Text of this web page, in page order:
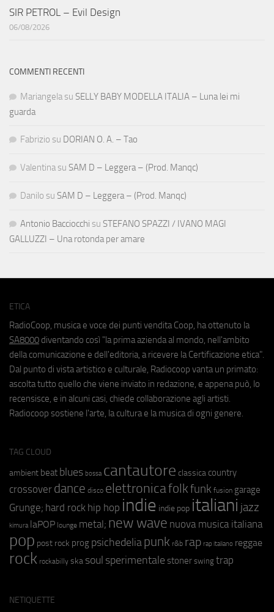
SIR PETROL – Evil Design
06/08/2026
COMMENTI RECENTI
Mariangela su SELLY BABY MODELLA ITALIA – Luna lei mi
guarda
Fabrizio su DORIAN O. A. – Tao
Valentina su SAM D – Leggera – (Prod. Manqc)
Danilo su SAM D – Leggera – (Prod. Manqc)
Antonio Bacciocchi su STEFANO SPAZZI / IVANO MAGI
GALLUZZI – Una rotonda per amare
ETICA
RadioCoop, musica e voce dei punti vendita Coop, ha ottenuto la
SA8000 diventando così "la prima azienda al mondo, nell'ambito
della comunicazione e dell'editoria, a ricevere la Certificazione etica".
Dal punto di vista artistico e culturale, Radiocoop vanta un primato:
ascolta tutto quello che viene inviato in redazione, e appena può, lo
recensisce, e in alcuni casi, chiede collaborazione agli artisti.
Radiocoop sostiene l'arte, la cultura e la musica di ogni genere.
TAG CLOUD
ambient beat blues bossa cantautore classica country
crossover dance disco elettronicafolkfunk fusion garage
Grunge; hard rock hip hop indie indie pop italiani jazz
kimura laPOP lounge metal; new wave nuova musica italiana
pop post rock prog psichedeliapunk r&b rap rap italiano reggae
rock rockabilly ska soul sperimentale stoner swing trap
NETIQUETTE